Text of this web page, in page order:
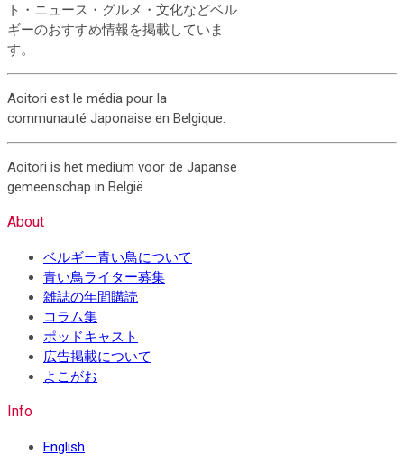
ト・ニュース・グルメ・文化などベル
ギーのおすすめ情報を掲載していま
す。
Aoitori est le média pour la
communauté Japonaise en Belgique.
Aoitori is het medium voor de Japanse
gemeenschap in België.
About
ベルギー青い鳥について
青い鳥ライター募集
雑誌の年間購読
コラム集
ポッドキャスト
広告掲載について
よこがお
Info
English